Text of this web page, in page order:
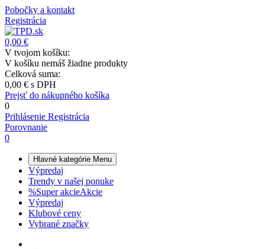
Pobočky a kontakt
Registrácia
0,00 €
V tvojom košíku:
V košíku nemáš žiadne produkty
Celková suma:
0,00 € s DPH
Prejsť do nákupného košíka
0
Prihlásenie Registrácia
Porovnanie
0
Hlavné kategórie Menu
Výpredaj
Trendy v našej ponuke
%Super akcieAkcie
Výpredaj
Klubové ceny
Vybrané značky